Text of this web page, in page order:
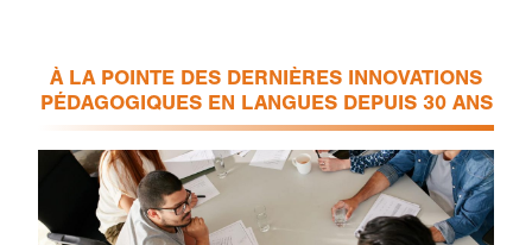
À LA POINTE DES DERNIÈRES INNOVATIONS
PÉDAGOGIQUES EN LANGUES DEPUIS 30 ANS